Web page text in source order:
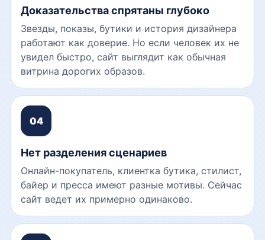
Доказательства спрятаны глубоко
Звезды, показы, бутики и история дизайнера
работают как доверие. Но если человек их не
увидел быстро, сайт выглядит как обычная
витрина дорогих образов.
04
Нет разделения сценариев
Онлайн-покупатель, клиентка бутика, стилист,
байер и пресса имеют разные мотивы. Сейчас
сайт ведет их примерно одинаково.